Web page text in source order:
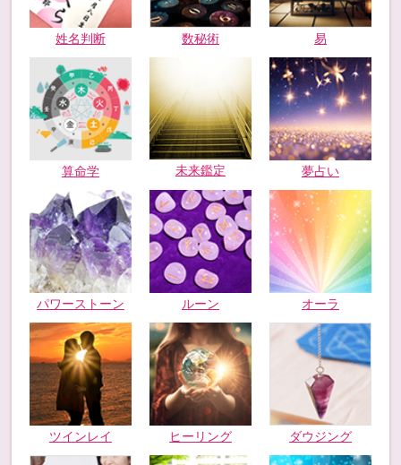
姓名判断 数秘術 易
算命学 未来鑑定 夢占い
パワーストーン ルーン オーラ
ツインレイ ヒーリング ダウジング